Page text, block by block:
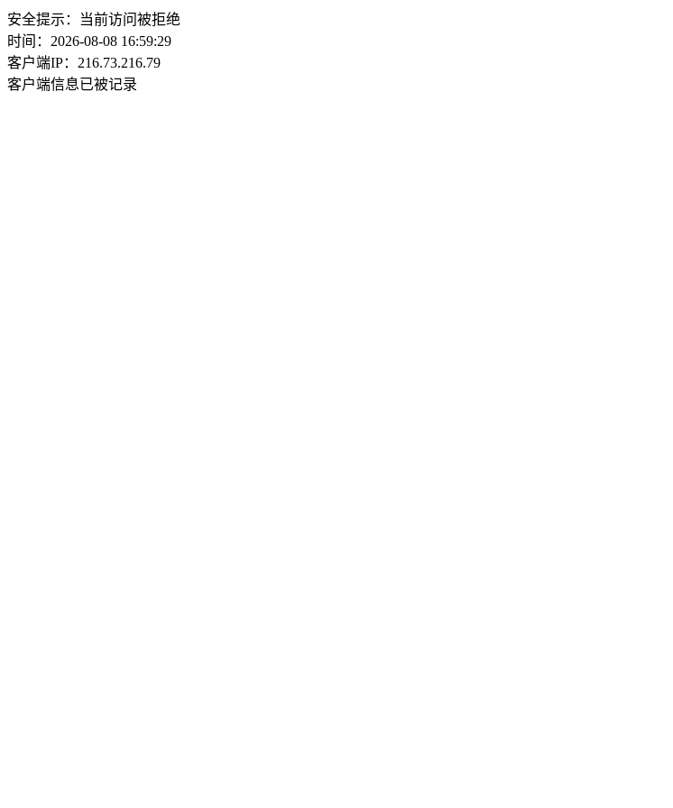
安全提示：当前访问被拒绝
时间：2026-08-08 16:59:29
客户端IP：216.73.216.79
客户端信息已被记录